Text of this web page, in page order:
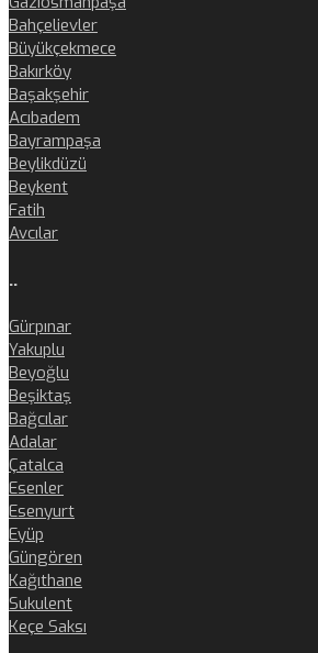
Bahçelievler
Büyükçekmece
Bakırköy
Başakşehir
Acıbadem
Bayrampaşa
Beylikdüzü
Beykent
Fatih
Avcılar
..
Gürpınar
Yakuplu
Beyoğlu
Beşiktaş
Bağcılar
Adalar
Çatalca
Esenler
Esenyurt
Eyüp
Güngören
Kağıthane
Sukulent
Keçe Saksı